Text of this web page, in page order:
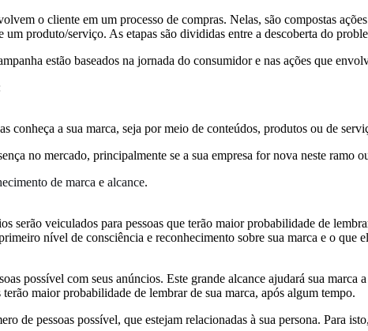
o cliente em um processo de compras. Nelas, são compostas
produto/serviço. As etapas são divididas entre a descoberta do
estão baseados na jornada do consumidor e nas ações que
conheça a sua marca, seja por meio de conteúdos, produtos ou de
no mercado, principalmente se a sua empresa for nova neste ramo
de marca e alcance.
serão veiculados para pessoas que terão maior probabilidade de
nível de consciência e reconhecimento sobre sua marca e o que
possível com seus anúncios. Este grande alcance ajudará sua
maior probabilidade de lembrar de sua marca, após algum tempo.
de pessoas possível, que estejam relacionadas à sua persona. Para